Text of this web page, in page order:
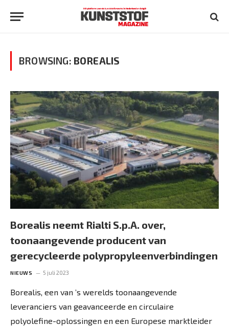
BROWSING: BOREALIS
Borealis neemt Rialti S.p.A. over,
toonaangevende producent van
gerecycleerde polypropyleenverbindingen
NIEUWS 5 juli 2023
Borealis, een van ’s werelds toonaangevende
leveranciers van geavanceerde en circulaire
polyolefine-oplossingen en een Europese marktleider